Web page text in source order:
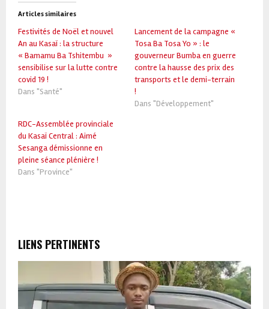
Articles similaires
Festivités de Noël et nouvel
An au Kasaï : la structure
« Bamamu Ba Tshitembu »
sensibilise sur la lutte contre
covid 19 !
Dans "Santé"
Lancement de la campagne «
Tosa Ba Tosa Yo » : le
gouverneur Bumba en guerre
contre la hausse des prix des
transports et le demi-terrain
!
Dans "Développement"
RDC-Assemblée provinciale
du Kasaï Central : Aimé
Sesanga démissionne en
pleine séance plénière !
Dans "Province"
LIENS PERTINENTS